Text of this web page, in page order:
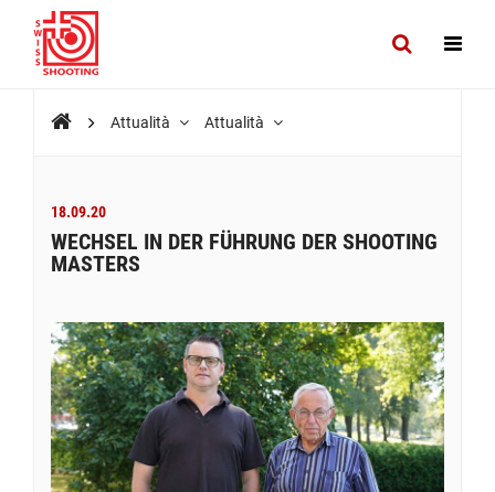
Attualità Attualità
18.09.20
WECHSEL IN DER FÜHRUNG DER SHOOTING
MASTERS